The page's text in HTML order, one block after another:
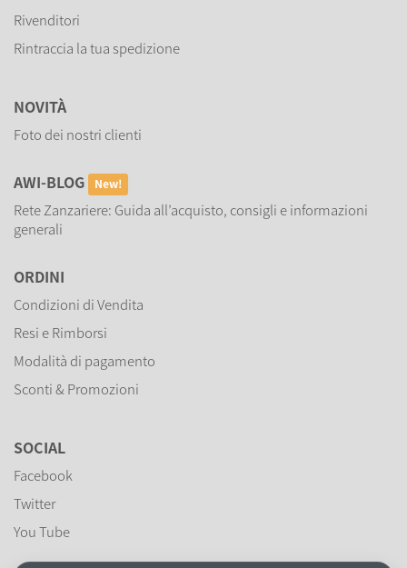
Rivenditori
Rintraccia la tua spedizione
NOVITÀ
Foto dei nostri clienti
AWI-BLOG New!
Rete Zanzariere: Guida all’acquisto, consigli e informazioni
generali
ORDINI
Condizioni di Vendita
Resi e Rimborsi
Modalità di pagamento
Sconti & Promozioni
SOCIAL
Facebook
Twitter
You Tube